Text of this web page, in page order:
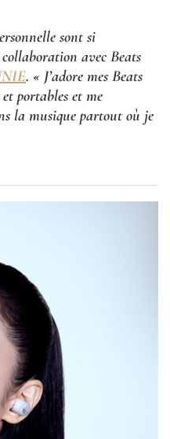
sont si
avec Beats
. « J’adore mes Beats
portables et me
la musique partout où je